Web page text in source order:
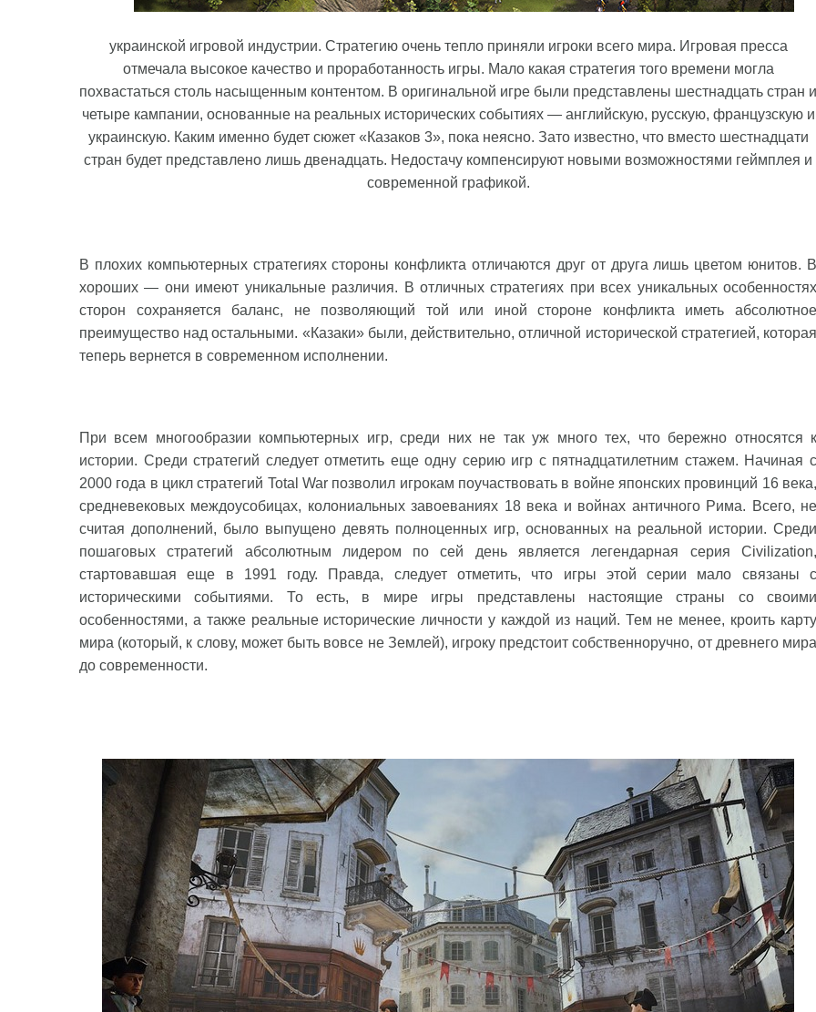
украинской игровой индустрии. Стратегию очень тепло приняли игроки всего мира. Игровая пресса
отмечала высокое качество и проработанность игры. Мало какая стратегия того времени могла
похвастаться столь насыщенным контентом. В оригинальной игре были представлены шестнадцать стран и
четыре кампании, основанные на реальных исторических событиях — английскую, русскую, французскую и
украинскую. Каким именно будет сюжет «Казаков 3», пока неясно. Зато известно, что вместо шестнадцати
стран будет представлено лишь двенадцать. Недостачу компенсируют новыми возможностями геймплея и
современной графикой.
В плохих компьютерных стратегиях стороны конфликта отличаются друг от друга лишь цветом юнитов. В
хороших — они имеют уникальные различия. В отличных стратегиях при всех уникальных особенностях
сторон сохраняется баланс, не позволяющий той или иной стороне конфликта иметь абсолютное
преимущество над остальными. «Казаки» были, действительно, отличной исторической стратегией, которая
теперь вернется в современном исполнении.
При всем многообразии компьютерных игр, среди них не так уж много тех, что бережно относятся к
истории. Среди стратегий следует отметить еще одну серию игр с пятнадцатилетним стажем. Начиная с
2000 года в цикл стратегий Total War позволил игрокам поучаствовать в войне японских провинций 16 века,
средневековых междоусобицах, колониальных завоеваниях 18 века и войнах античного Рима. Всего, не
считая дополнений, было выпущено девять полноценных игр, основанных на реальной истории. Среди
пошаговых стратегий абсолютным лидером по сей день является легендарная серия Civilization,
стартовавшая еще в 1991 году. Правда, следует отметить, что игры этой серии мало связаны с
историческими событиями. То есть, в мире игры представлены настоящие страны со своими
особенностями, а также реальные исторические личности у каждой из наций. Тем не менее, кроить карту
мира (который, к слову, может быть вовсе не Землей), игроку предстоит собственноручно, от древнего мира
до современности.